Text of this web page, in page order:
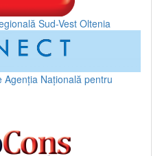
Sud-Vest Oltenia
Agenția Națională pentru